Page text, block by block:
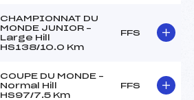
CHAMPIONNAT DU
MONDE JUNIOR –
Large Hill
HS138/10.0 Km
FFS
COUPE DU MONDE –
Normal Hill
HS97/7.5 Km
FFS